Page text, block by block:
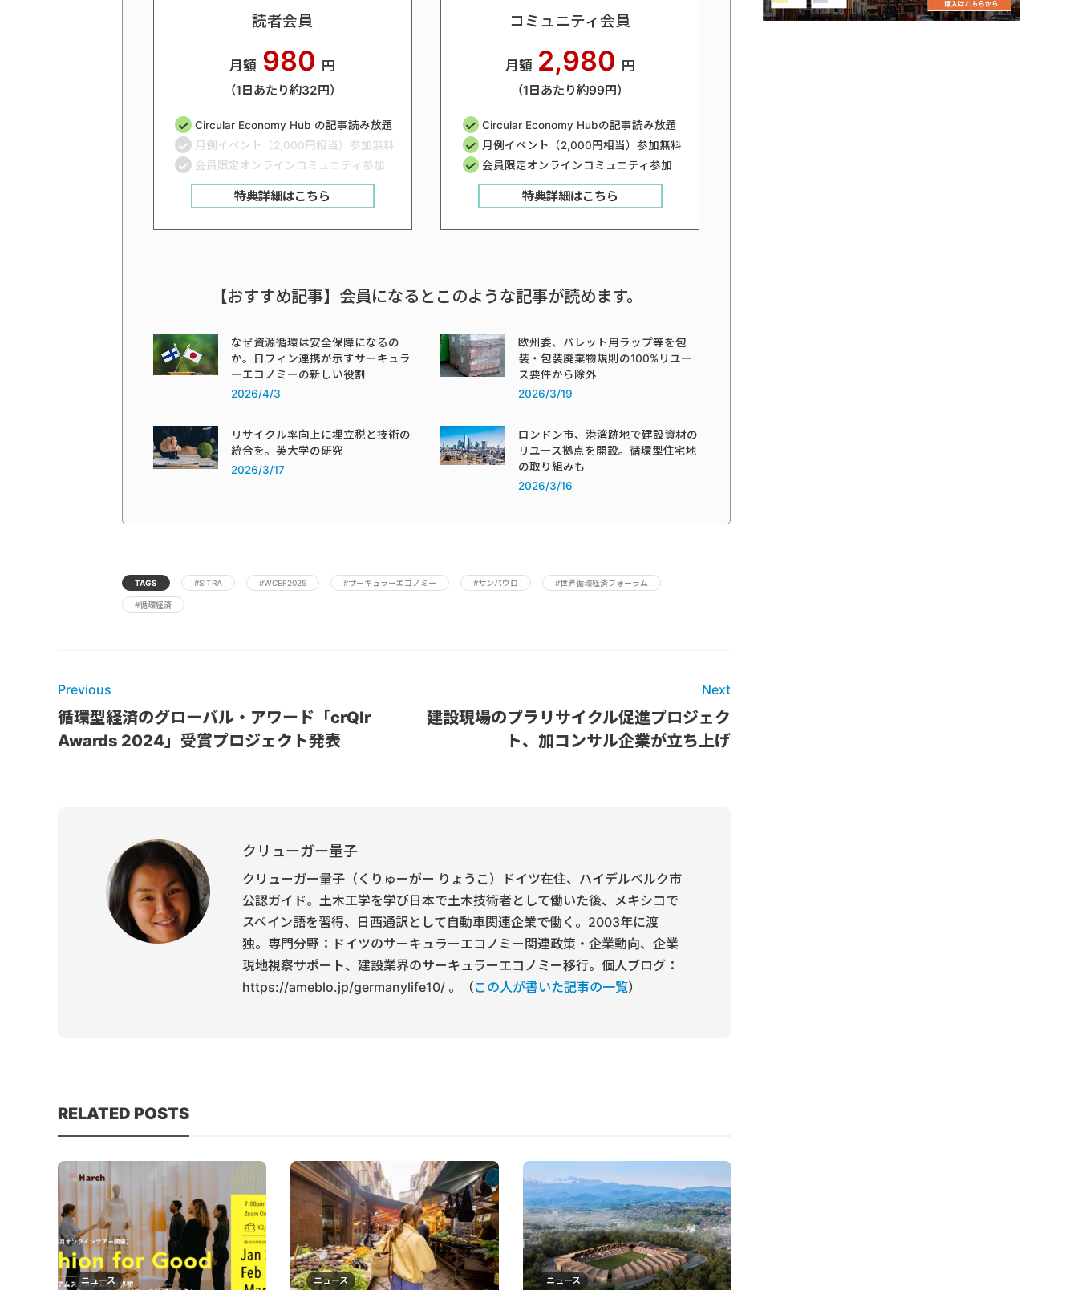
読者会員
月額 980 円
（1日あたり約32円）
Circular Economy Hub の記事読み放題
月例イベント（2,000円相当）参加無料
会員限定オンラインコミュニティ参加
特典詳細はこちら
コミュニティ会員
月額 2,980 円
（1日あたり約99円）
Circular Economy Hubの記事読み放題
月例イベント（2,000円相当）参加無料
会員限定オンラインコミュニティ参加
特典詳細はこちら
【おすすめ記事】会員になるとこのような記事が読めます。
なぜ資源循環は安全保障になるの
か。日フィン連携が示すサーキュラ
ーエコノミーの新しい役割
2026/4/3
欧州委、パレット用ラップ等を包
装・包装廃棄物規則の100%リユー
ス要件から除外
2026/3/19
リサイクル率向上に埋立税と技術の
統合を。英大学の研究
2026/3/17
ロンドン市、港湾跡地で建設資材の
リユース拠点を開設。循環型住宅地
の取り組みも
2026/3/16
TAGS #SITRA #WCEF2025 #サーキュラーエコノミー #サンパウロ #世界循環経済フォーラム
#循環経済
Previous
循環型経済のグローバル・アワード「crQlr
Awards 2024」受賞プロジェクト発表
Next
建設現場のプラリサイクル促進プロジェク
ト、加コンサル企業が立ち上げ
クリューガー量子
クリューガー量子（くりゅーがー りょうこ）ドイツ在住、ハイデルベルク市
公認ガイド。土木工学を学び日本で土木技術者として働いた後、メキシコで
スペイン語を習得、日西通訳として自動車関連企業で働く。2003年に渡
独。専門分野：ドイツのサーキュラーエコノミー関連政策・企業動向、企業
現地視察サポート、建設業界のサーキュラーエコノミー移行。個人ブログ：
https://ameblo.jp/germanylife10/ 。（この人が書いた記事の一覧）
RELATED POSTS
ニュース ニュース ニュース